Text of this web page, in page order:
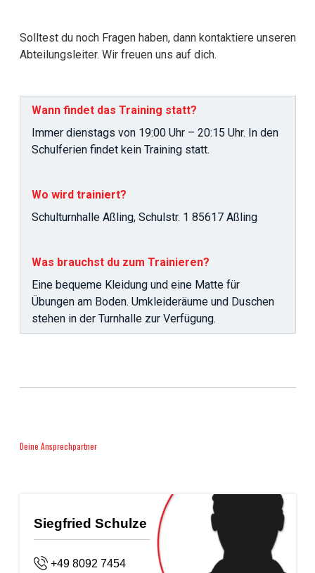
Solltest du noch Fragen haben, dann kontaktiere unseren
Abteilungsleiter. Wir freuen uns auf dich.
Wann findet das Training statt?
Immer dienstags von 19:00 Uhr – 20:15 Uhr. In den
Schulferien findet kein Training statt.
Wo wird trainiert?
Schulturnhalle Aßling, Schulstr. 1 85617 Aßling
Was brauchst du zum Trainieren?
Eine bequeme Kleidung und eine Matte für
Übungen am Boden. Umkleideräume und Duschen
stehen in der Turnhalle zur Verfügung.
Deine Ansprechpartner
Siegfried Schulze
+49 8092 7454